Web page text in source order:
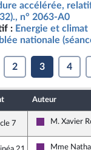
accélérée,
n° 2063-A0
: Energie et climat
nationale
2 3 4
Auteur
de
7 La
M. Xavier
Mme